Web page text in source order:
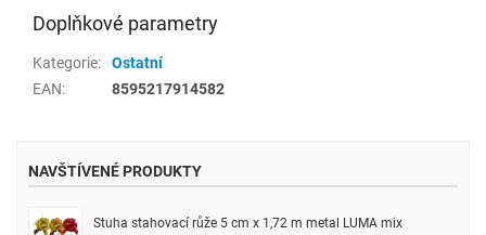
Doplňkové parametry
Kategorie:
Ostatní
EAN: 8595217914582
NAVŠTÍVENÉ PRODUKTY
Stuha stahovací růže 5 cm x 1,72 m metal LUMA mix